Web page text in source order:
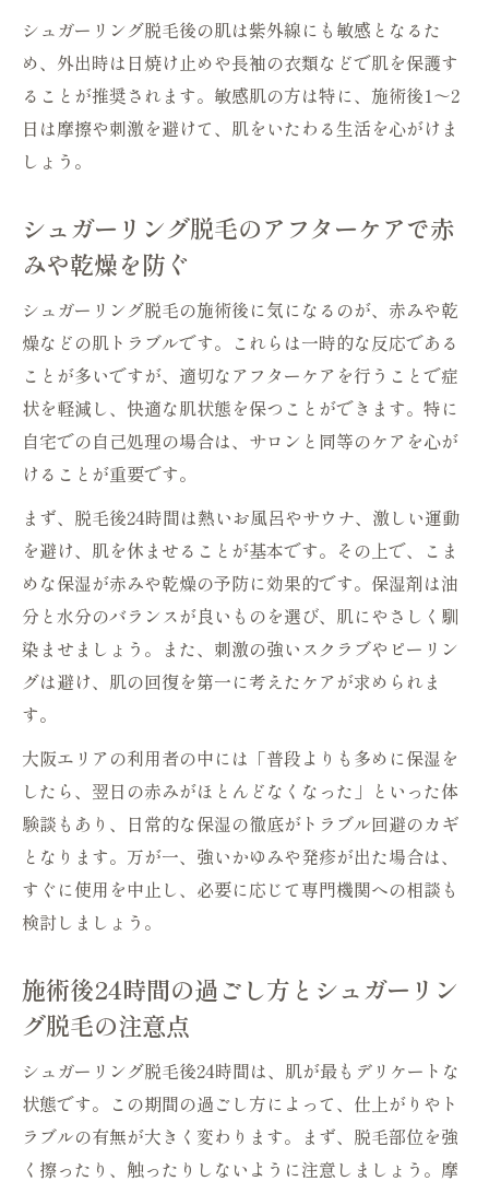
シュガーリング脱毛後の肌は紫外線にも敏感となるた
め、外出時は日焼け止めや長袖の衣類などで肌を保護す
ることが推奨されます。敏感肌の方は特に、施術後1～2
日は摩擦や刺激を避けて、肌をいたわる生活を心がけま
しょう。
シュガーリング脱毛のアフターケアで赤
みや乾燥を防ぐ
シュガーリング脱毛の施術後に気になるのが、赤みや乾
燥などの肌トラブルです。これらは一時的な反応である
ことが多いですが、適切なアフターケアを行うことで症
状を軽減し、快適な肌状態を保つことができます。特に
自宅での自己処理の場合は、サロンと同等のケアを心が
けることが重要です。
まず、脱毛後24時間は熱いお風呂やサウナ、激しい運動
を避け、肌を休ませることが基本です。その上で、こま
めな保湿が赤みや乾燥の予防に効果的です。保湿剤は油
分と水分のバランスが良いものを選び、肌にやさしく馴
染ませましょう。また、刺激の強いスクラブやピーリン
グは避け、肌の回復を第一に考えたケアが求められま
す。
大阪エリアの利用者の中には「普段よりも多めに保湿を
したら、翌日の赤みがほとんどなくなった」といった体
験談もあり、日常的な保湿の徹底がトラブル回避のカギ
となります。万が一、強いかゆみや発疹が出た場合は、
すぐに使用を中止し、必要に応じて専門機関への相談も
検討しましょう。
施術後24時間の過ごし方とシュガーリン
グ脱毛の注意点
シュガーリング脱毛後24時間は、肌が最もデリケートな
状態です。この期間の過ごし方によって、仕上がりやト
ラブルの有無が大きく変わります。まず、脱毛部位を強
く擦ったり、触ったりしないように注意しましょう。摩